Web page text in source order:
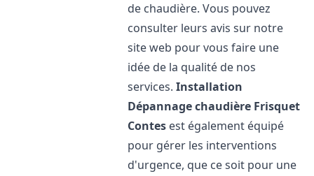
de chaudière. Vous pouvez
consulter leurs avis sur notre
site web pour vous faire une
idée de la qualité de nos
services.Installation
Dépannage chaudière Frisquet
Contes est également équipé
pour gérer les interventions
d'urgence, que ce soit pour une